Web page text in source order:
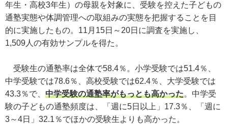
年生・高校3年生）の母親を対象に、受験を控えた子どもの
通塾実態や体調管理への取組みの実態を把握することを目
的に実施したもの。11月15日～20日に調査を実施し、
1,509人の有効サンプルを得た。
受験生の通塾率は全体で58.4％。小学受験では51.4％、
中学受験では78.6％、高校受験では62.4％、大学受験では
43.3％で、 中学受験の通塾率がもっとも高かった。中学受
験の子どもの通塾頻度は、「週に5日以上」17.3％、「週に
3～4日」32.1％でほかの受験生よりも高かった。